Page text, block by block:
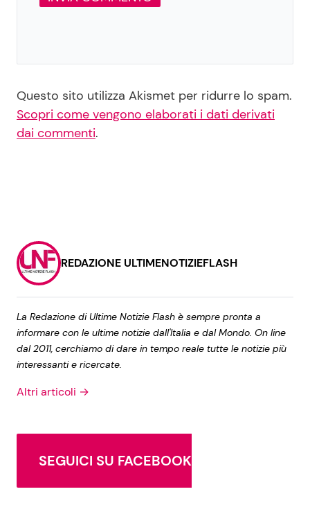
Questo sito utilizza Akismet per ridurre lo spam.
Scopri come vengono elaborati i dati derivati
dai commenti.
REDAZIONE ULTIMENOTIZIEFLASH
La Redazione di Ultime Notizie Flash è sempre pronta a
informare con le ultime notizie dall'Italia e dal Mondo. On line
dal 2011, cerchiamo di dare in tempo reale tutte le notizie più
interessanti e ricercate.
Altri articoli →
SEGUICI SU FACEBOOK